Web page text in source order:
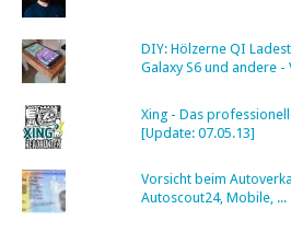
DIY: Hölzerne QI
Galaxy S6 und andere -
Xing - Das
[Update: 07.05.13]
Vorsicht beim
Autoscout24, Mobile, ...